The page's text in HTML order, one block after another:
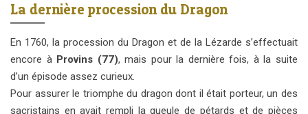
La dernière procession du Dragon
En 1760, la procession du Dragon et de la Lézarde s’effectuait
encore à Provins (77), mais pour la dernière fois, à la suite
d’un épisode assez curieux.
Pour assurer le triomphe du dragon dont il était porteur, un des
sacristains en avait rempli la gueule de pétards et de pièces